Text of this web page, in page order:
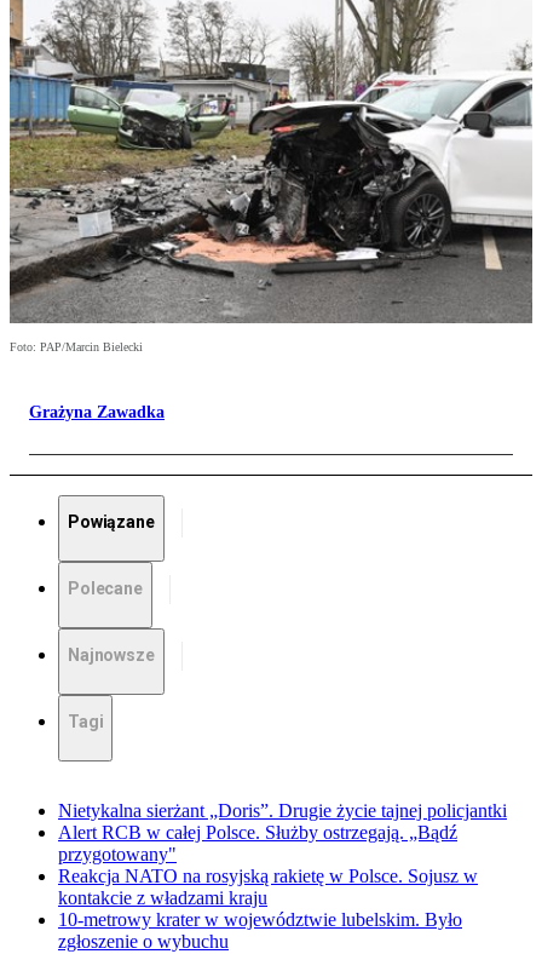
Foto: PAP/Marcin Bielecki
Grażyna Zawadka
Powiązane
Polecane
Najnowsze
Tagi
Nietykalna sierżant „Doris”. Drugie życie tajnej policjantki
Alert RCB w całej Polsce. Służby ostrzegają. „Bądź
przygotowany"
Reakcja NATO na rosyjską rakietę w Polsce. Sojusz w
kontakcie z władzami kraju
10-metrowy krater w województwie lubelskim. Było
zgłoszenie o wybuchu